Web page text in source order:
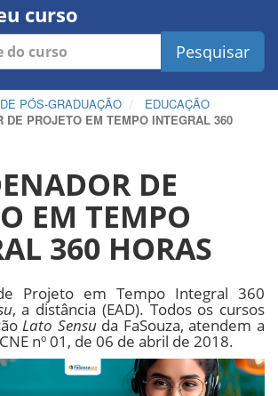
curso
Pesquisar
PÓS-GRADUAÇÃO
EDUCAÇÃO
DE PROJETO EM TEMPO INTEGRAL 360
DE
EM TEMPO
360 HORAS
Projeto em Tempo Integral 360
, a distância (EAD). Todos os cursos
Lato Sensuda FaSouza, atendem a
nº 01, de 06 de abril de 2018.